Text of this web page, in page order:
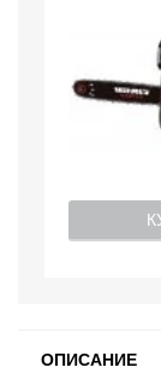
ОПИСАНИЕ